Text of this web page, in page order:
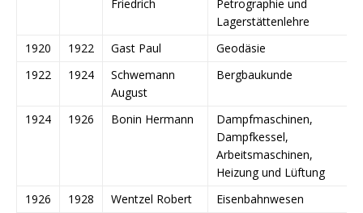
Friedrich
Petrographie und
Lagerstättenlehre
1920
1922 Gast Paul
Geodäsie
1922
1924
Schwemann
August
Bergbaukunde
1924 1926 Bonin Hermann
Dampfmaschinen,
Dampfkessel,
Arbeitsmaschinen,
Heizung und Lüftung
1926
1928 Wentzel Robert
Eisenbahnwesen